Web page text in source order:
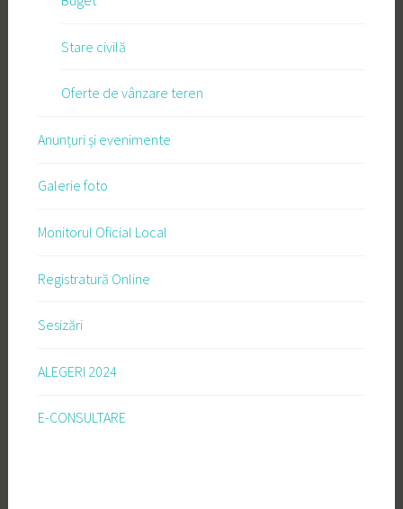
Stare civilă
Oferte de vânzare teren
Anunțuri și evenimente
Galerie foto
Monitorul Oficial Local
Registratură Online
Sesizări
ALEGERI 2024
E-CONSULTARE